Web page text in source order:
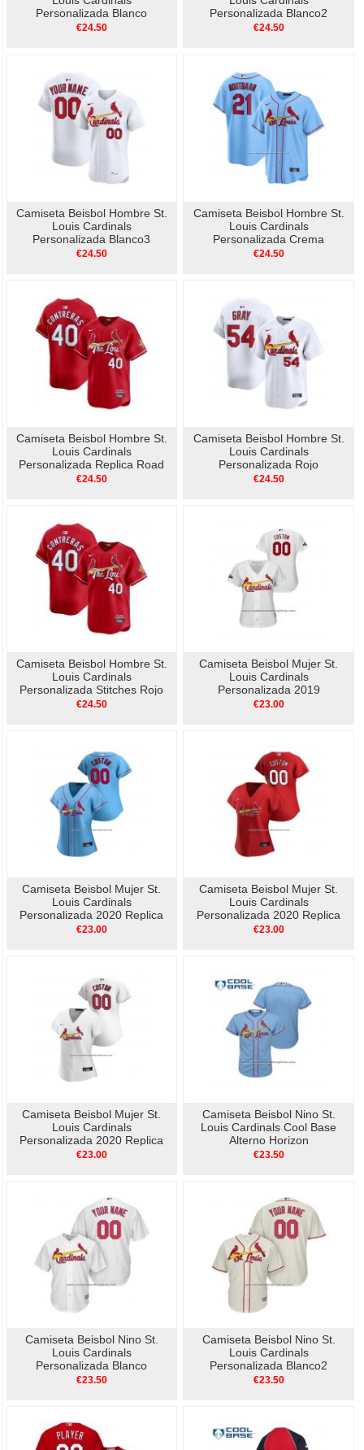
Personalizada Blanco
€24.50
Personalizada Blanco2
€24.50
Camiseta Beisbol Hombre St.
Louis Cardinals
Personalizada Blanco3
€24.50
Camiseta Beisbol Hombre St.
Louis Cardinals
Personalizada Crema
€24.50
Camiseta Beisbol Hombre St.
Louis Cardinals
Personalizada Replica Road
Gris
€24.50
Camiseta Beisbol Hombre St.
Louis Cardinals
Personalizada Rojo
€24.50
Camiseta Beisbol Hombre St.
Louis Cardinals
Personalizada Stitches Rojo
Azul
€24.50
Camiseta Beisbol Mujer St.
Louis Cardinals
Personalizada 2019
Postemporada Cool Base
€23.00
Camiseta Beisbol Mujer St.
Louis Cardinals
Personalizada 2020 Replica
Alterno Azul
€23.00
Camiseta Beisbol Mujer St.
Louis Cardinals
Personalizada 2020 Replica
Alterno Rojo
€23.00
Camiseta Beisbol Mujer St.
Louis Cardinals
Personalizada 2020 Replica
Primera Blanco
€23.00
Camiseta Beisbol Nino St.
Louis Cardinals Cool Base
Alterno Horizon
Personalizada 2019 Azul
€23.50
Camiseta Beisbol Nino St.
Louis Cardinals
Personalizada Blanco
€23.50
Camiseta Beisbol Nino St.
Louis Cardinals
Personalizada Blanco2
€23.50